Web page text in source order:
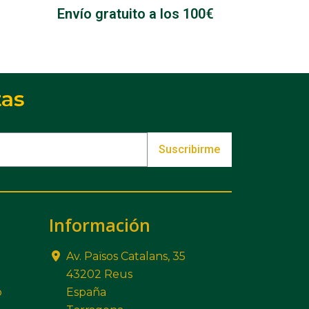
Envío gratuito a los 100€
Suscribirme
Información
Av. Països Catalans, 35
43202 Reus
España